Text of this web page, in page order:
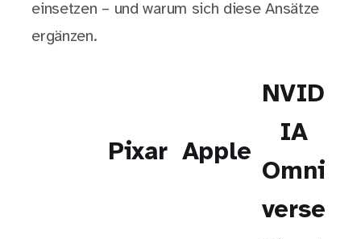
einsetzen – und warum sich diese Ansätze
ergänzen.
Pixar Apple
NVID
IA
Omni
verse